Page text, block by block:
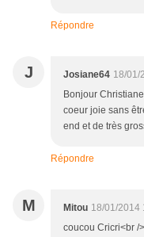
Répondre
J Josiane64 18/01/
Bonjour
coeur joie sans
end et de très
Répondre
M Mitou 18/01/2014
coucou Cricri<br /